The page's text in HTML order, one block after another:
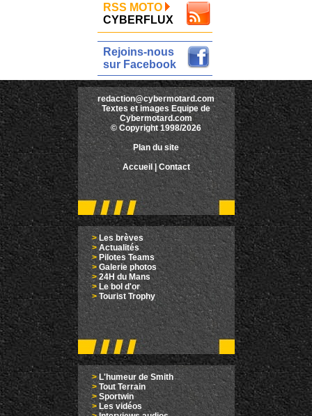
RSS MOTO
CYBERFLUX
Rejoins-nous
sur Facebook
redaction@cybermotard.com
Textes et images Equipe de
Cybermotard.com
© Copyright 1998/2026
Plan du site
Accueil |Contact
>Les brèves
> Actualités
> Pilotes Teams
>Galerie photos
>24H du Mans
>Le bol d'or
> Tourist Trophy
>L'humeur de Smith
> Tout Terrain
> Sportwin
> Les vidéos